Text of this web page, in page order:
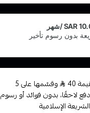
40
وقسّمها على 5
لاحقًا، بدون فوائد أو رسوم
الإسلامية